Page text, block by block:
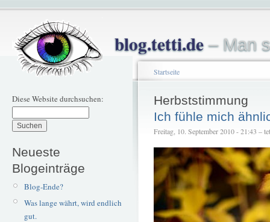
blog.tetti.de– Man
Diese Website durchsuchen:
Neueste
Blogeinträge
Blog-Ende?
Was lange währt, wird endlich
gut.
Startseite
Herbststimmung
Ich fühle mich
Freitag, 10. September 2010 - 21:43 –